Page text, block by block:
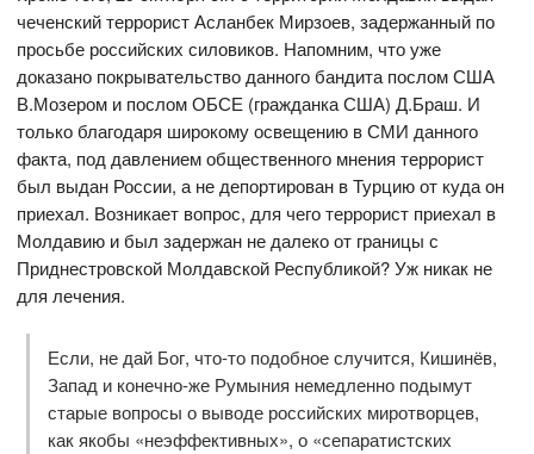
чеченский террорист Асланбек Мирзоев, задержанный по
просьбе российских силовиков. Напомним, что уже
доказано покрывательство данного бандита послом США
В.Мозером и послом ОБСЕ (гражданка США) Д.Браш. И
только благодаря широкому освещению в СМИ данного
факта, под давлением общественного мнения террорист
был выдан России, а не депортирован в Турцию от куда он
приехал. Возникает вопрос, для чего террорист приехал в
Молдавию и был задержан не далеко от границы с
Приднестровской Молдавской Республикой? Уж никак не
для лечения.
Если, не дай Бог, что-то подобное случится, Кишинёв,
Запад и конечно-же Румыния немедленно подымут
старые вопросы о выводе российских миротворцев,
как якобы «неэффективных», о «сепаратистских